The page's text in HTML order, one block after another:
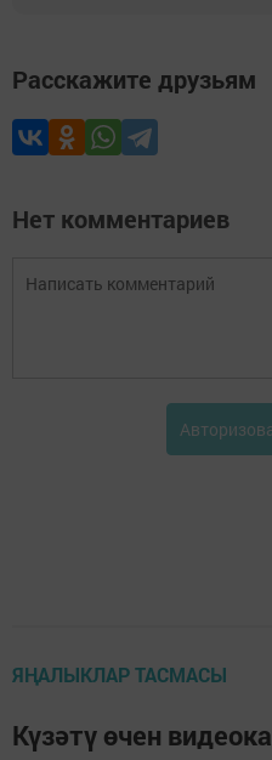
Расскажите друзьям
Нет комментариев
ЯҢАЛЫКЛАР ТАСМАСЫ
Күзәтү өчен